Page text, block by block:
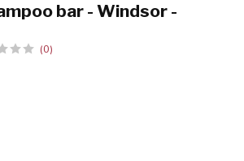
bar - Windsor -
(0)